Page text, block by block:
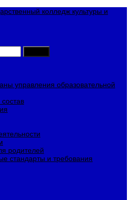
управления образовательной
родителей
стандарты и требования